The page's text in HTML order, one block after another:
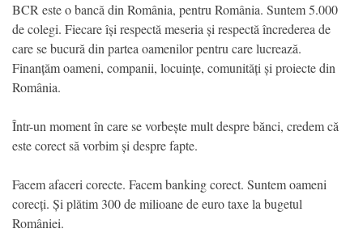
BCR este o bancă din România, pentru România. Suntem 5.000
de colegi. Fiecare își respectă meseria și respectă încrederea de
care se bucură din partea oamenilor pentru care lucrează.
Finanțăm oameni, companii, locuințe, comunități și proiecte din
România.
Într-un moment în care se vorbește mult despre bănci, credem că
este corect să vorbim și despre fapte.
Facem afaceri corecte. Facem banking corect. Suntem oameni
corecți. Și plătim 300 de milioane de euro taxe la bugetul
României.